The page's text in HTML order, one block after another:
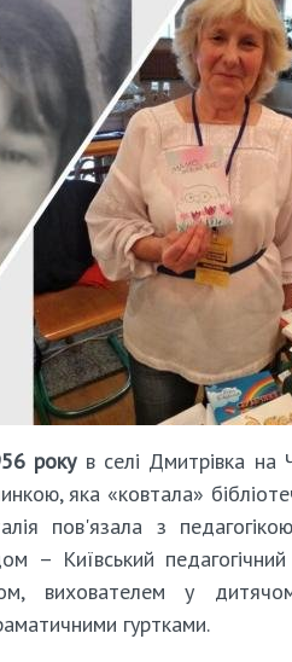
рокув селі Дмитрівка на
яка «ковтала»
пов'язала з
– Київський педагогічний
вихователем у
гуртками.